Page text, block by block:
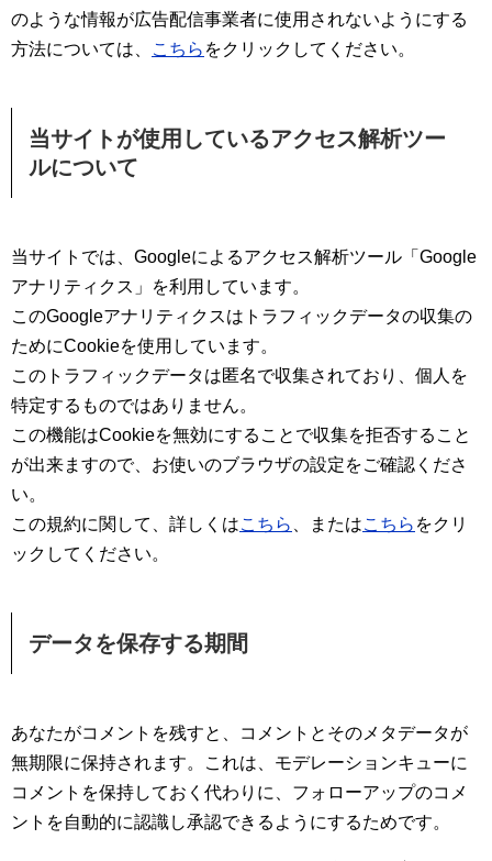
のような情報が広告配信事業者に使用されないようにする
方法については、
こちら をクリックしてください。
当サイトが使用しているアクセス解析ツー
ルについて
当サイトでは、Googleによるアクセス解析ツール「Google
アナリティクス」を利用しています。
このGoogleアナリティクスはトラフィックデータの収集の
ためにCookieを使用しています。
このトラフィックデータは匿名で収集されており、個人を
特定するものではありません。
この機能はCookieを無効にすることで収集を拒否すること
が出来ますので、お使いのブラウザの設定をご確認くださ
い。
この規約に関して、詳しくはこちら 、またはこちら をクリ
ックしてください。
データを保存する期間
あなたがコメントを残すと、コメントとそのメタデータが
無期限に保持されます。これは、モデレーションキューに
コメントを保持しておく代わりに、フォローアップのコメ
ントを自動的に認識し承認できるようにするためです。